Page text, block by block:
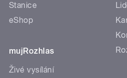
Stanice
eShop
mujRozhlas
Živé vysílání